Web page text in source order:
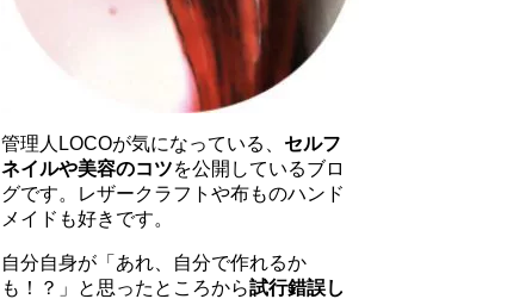
管理人LOCOが気になっている、 セルフ
ネイルや美容のコツを公開しているブロ
グです。レザークラフトや布ものハンド
メイドも好きです。
自分自身が「あれ、自分で作れるか
も！？」と思ったところから試行錯誤し